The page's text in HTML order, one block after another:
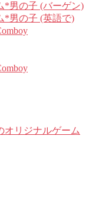
*男の子 (バーゲン)
*男の子 (英語で)
オリジナルゲーム